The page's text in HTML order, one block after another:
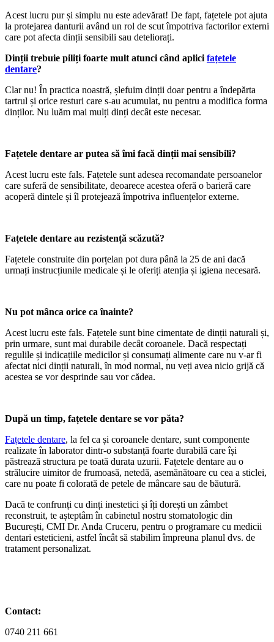
Acest lucru pur și simplu nu este adevărat! De fapt, fațetele pot ajuta
la protejarea danturii având un rol de scut împotriva factorilor externi
care pot afecta dinții sensibili sau deteliorați.
Dinții trebuie piliți foarte mult atunci când aplici fațetele
dentare?
Clar nu! În practica noastră, șlefuim dinții doar pentru a îndepărta
tartrul și orice resturi care s-au acumulat, nu pentru a modifica forma
dinților. Nu luăm mai mulți dinți decât este necesar.
Fațetele dentare ar putea să îmi facă dinții mai sensibili?
Acest lucru este fals. Fațetele sunt adesea recomandate persoanelor
care suferă de sensibilitate, deoarece acestea oferă o barieră care
acoperă dintele și îl protejează împotriva influențelor externe.
Fațetele dentare au rezistență scăzută?
Fațetele construite din porțelan pot dura până la 25 de ani dacă
urmați instrucțiunile medicale și le oferiți atenția și igiena necesară.
Nu pot mânca orice ca înainte?
Acest lucru este fals. Fațetele sunt bine cimentate de dinții naturali și,
prin urmare, sunt mai durabile decât coroanele. Dacă respectați
regulile și indicațiile medicilor și consumați alimente care nu v-ar fi
afectat nici dinții naturali, în mod normal, nu veți avea nicio grijă că
acestea se vor desprinde sau vor cădea.
După un timp, fațetele dentare se vor păta?
Fațetele dentare, la fel ca și coroanele dentare, sunt componente
realizate în laborator dintr-o substanță foarte durabilă care își
păstrează structura pe toată durata uzurii. Fațetele dentare au o
strălucire uimitor de frumoasă, netedă, asemănătoare cu cea a sticlei,
care nu poate fi colorată de petele de mâncare sau de băutură.
Dacă te confrunți cu dinți inestetici și îți dorești un zâmbet
reconstruit, te așteptâm în cabinetul nostru stomatologic din
București, CMI Dr. Anda Cruceru, pentru o programare cu medicii
dentari esteticieni, astfel încât să stabilim împreuna planul dvs. de
tratament personalizat.
Contact:
0740 211 661